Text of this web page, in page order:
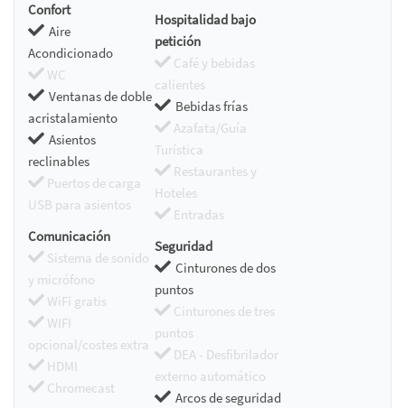
Confort
Aire
Acondicionado
WC
Ventanas de doble
acristalamiento
Asientos
reclinables
Puertos de carga
USB para asientos
Hospitalidad bajo
petición
Café y bebidas
calientes
Bebidas frías
Azafata/Guía
Turística
Restaurantes y
Hoteles
Entradas
Comunicación
Sistema de sonido
y micrófono
WiFi gratis
WIFI
opcional/costes extra
HDMI
Chromecast
Seguridad
Cinturones de dos
puntos
Cinturones de tres
puntos
DEA - Desfibrilador
externo automático
Arcos de seguridad